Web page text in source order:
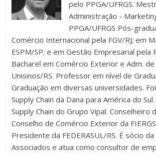
pelo PPGA/UFRGS.
Administração -
PPGA/UFRGS Pós-
Comércio Internacional pela FGV/RJ; em
ESPM/SP; e em Gestão Empresarial pela
Bacharel em Comércio Exterior e Adm.
Unisinos/RS. Professor em nível de
Graduação em diversas universidades.
Supply Chain da Dana para América do
Supply Chain do Grupo Vipal. Conselheiro
Conselho de Comércio Exterior da
Presidente da FEDERASUL/RS. É sócio
Associados e atua como consultor de